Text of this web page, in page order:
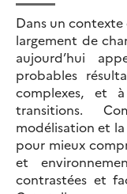
Dans un
largement de
aujourd’hui
probables
complexes, et
transitions.
modélisation et
pour mieux
et
contrastées et